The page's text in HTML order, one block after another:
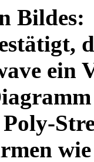
ein